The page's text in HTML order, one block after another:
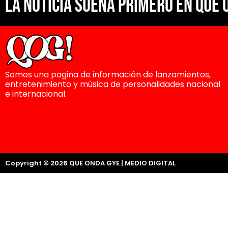
La noticia suena primero en Que
Somos una pagina de información de lanzamientos,
entretenimiento y música de personalidades nacional
e internacional.
Copyright © 2026 QUE ONDA GYE | MEDIO DIGITAL